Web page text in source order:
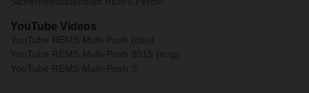
YouTube Videos
YouTube REMS Multi-Push (deu)
YouTube REMS Multi-Push 2015 (eng)
YouTube REMS Multi-Push S